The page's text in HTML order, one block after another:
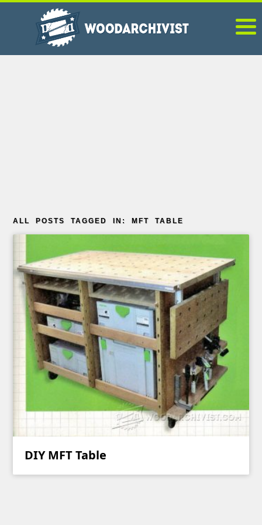
ALL POSTS TAGGED IN: MFT TABLE
DIY MFT Table